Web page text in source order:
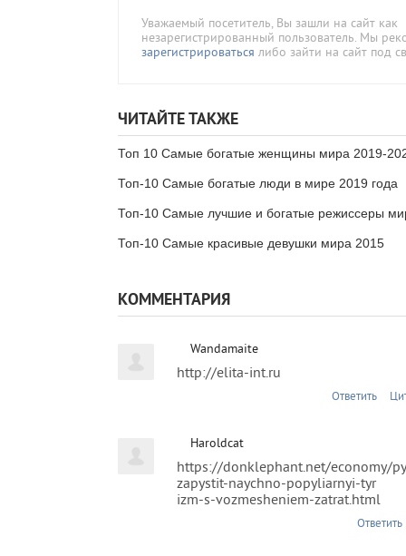
Уважаемый посетитель, Вы зашли на сайт как
незарегистрированный пользователь. Мы
зарегистрироваться либо зайти на сайт под
ЧИТАЙТЕ ТАКЖЕ
Топ 10 Самые богатые женщины мира 2019-
Топ-10 Самые богатые люди в мире 2019 года
Топ-10 Самые лучшие и богатые режиссеры
Топ-10 Самые красивые девушки мира 2015
КОММЕНТАРИЯ
Wandamaite
http://elita-int.ru
Ответить
Haroldcat
https://donklephant.net/economy/
zapystit-naychno-popyliarnyi-tyr
izm-s-vozmesheniem-zatrat.html
Ответить